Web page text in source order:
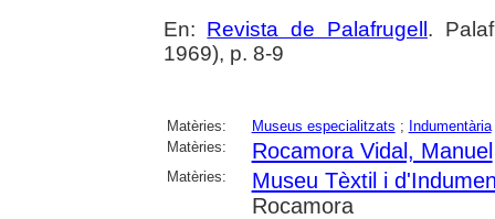
En: Revista de Palafrugell.
1969), p. 8-9
Matèries: Museus especialitzats ; Indumentària
Matèries:
Rocamora Vidal, Manuel
Matèries:
Museu Tèxtil i
Rocamora